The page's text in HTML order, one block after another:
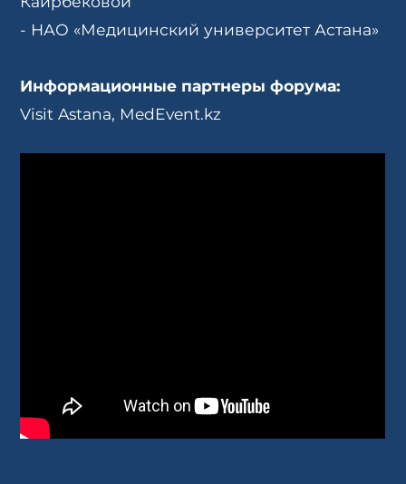
- НАО «Медицинский университет Астана»
Информационные партнеры форума:
Visit Astana, MedEvent.kz